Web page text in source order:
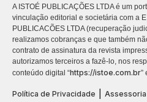
A ISTOÉ PUBLICAÇÕES LTDA é um
vinculação editorial e societária com a
PUBLICACÕES LTDA (recuperação
realizamos cobranças e que também
contrato de assinatura da revista
autorizamos terceiros a fazê-lo, nos
conteúdo digital “https://istoe.com.br”
Política de Privacidade